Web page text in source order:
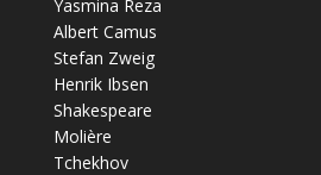
Yasmina Reza
Albert Camus
Stefan Zweig
Henrik Ibsen
Shakespeare
Molière
Tchekhov